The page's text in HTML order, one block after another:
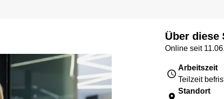
Über diese
Online seit
Arbeitszeit
Teilzeit
Standort